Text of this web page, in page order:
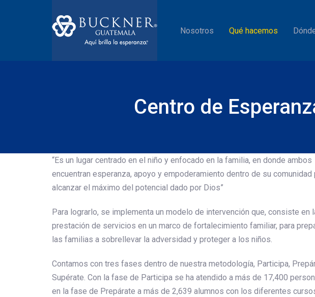
Nosotros Qué hacemos
Centro de
“Es un lugar centrado en el niño y enfocado en la familia, en donde ambos
encuentran esperanza, apoyo y empoderamiento dentro de su comunidad
alcanzar el máximo del potencial dado por Dios”
Para lograrlo, se implementa un modelo de intervención que, consiste en
prestación de servicios en un marco de fortalecimiento familiar, para
las familias a sobrellevar la adversidad y proteger a los niños.
Contamos con tres fases dentro de nuestra metodología, Participa,
Supérate. Con la fase de Participa se ha atendido a más de 17,400
en la fase de Prepárate a más de 2,639 alumnos con los diferentes